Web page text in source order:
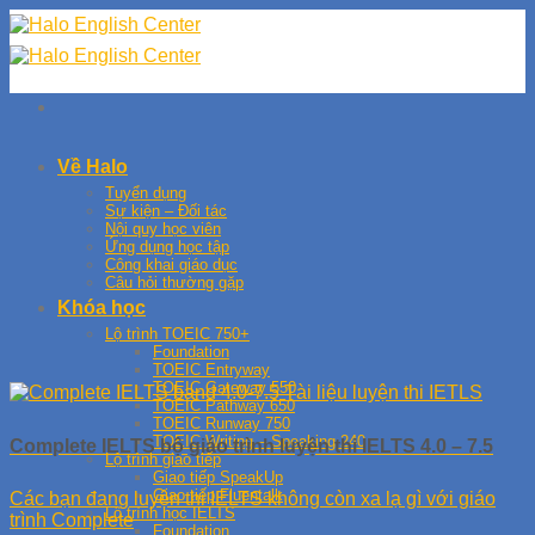
Skip
to
content
Về Halo
Tuyển dụng
Sự kiện – Đối tác
Nội quy học viên
Ứng dụng học tập
Công khai giáo dục
Câu hỏi thường gặp
Khóa học
Lộ trình TOEIC 750+
Foundation
TOEIC Entryway
TOEIC Gateway 550
TOEIC Pathway 650
TOEIC Runway 750
TOEIC Writing – Speaking 240
Lộ trình giao tiếp
Giao tiếp SpeakUp
Giao tiếp Fluentalk
Lộ trình học IELTS
Foundation
Complete IELTS bộ giáo trình luyện thi IELTS 4.0 – 7.5
Các bạn đang luyện thi IELTS không còn xa lạ gì với giáo
trình Complete